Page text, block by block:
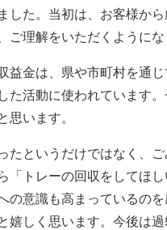
した。当初は、お客様か
ご理解をいただくようにな
金は、県や市町村を通
た活動に使われています
思います。
というだけではなく、
「トレーの回収をしてほ
の意識も高まっているの
嬉しく思います。今後は